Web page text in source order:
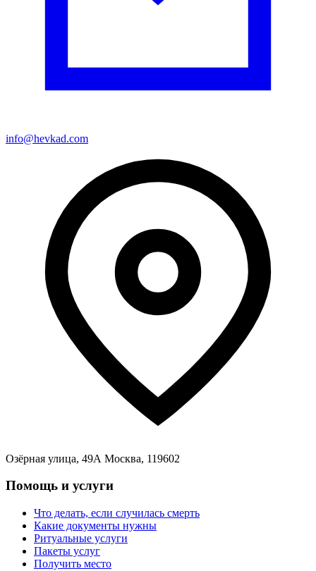
info@hevkad.com
Озёрная улица, 49А Москва, 119602
Помощь и услуги
Что делать, если случилась смерть
Какие документы нужны
Ритуальные услуги
Пакеты услуг
Получить место